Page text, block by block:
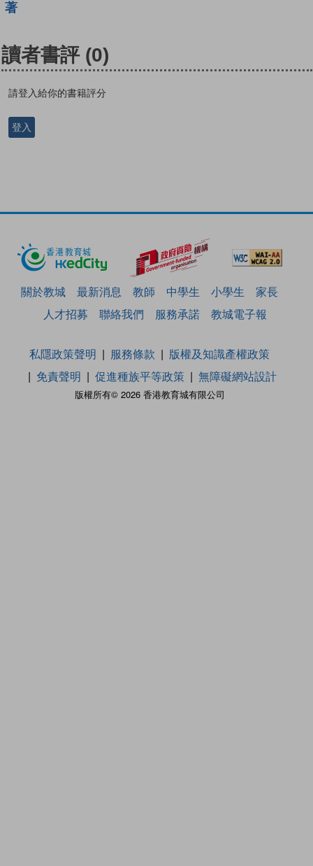
著
讀者書評 (0)
請登入給你的書籍評分
登入
關於教城 最新消息 教師 中學生 小學生
家長
人才招募
聯絡我們 服務承諾 教城電子報
版權所有© 2026 香港教育城有限公司
私隱政策聲明 服務條款
版權及知識產權政策
免責聲明
促進種族平等政策 無障礙網站設計